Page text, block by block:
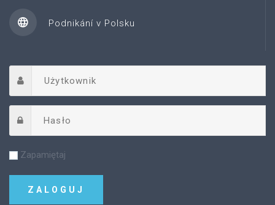
Podnikání v Polsku
Zapamiętaj